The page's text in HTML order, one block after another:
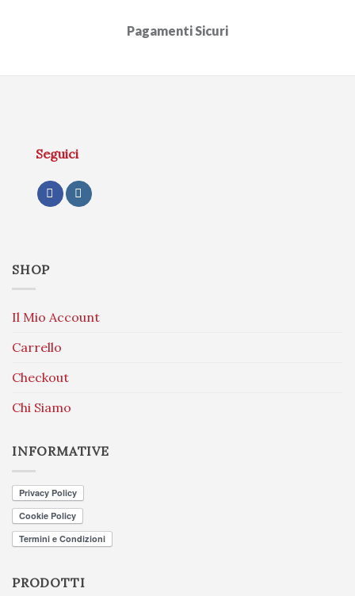
Pagamenti Sicuri
Seguici
SHOP
Il Mio Account
Carrello
Checkout
Chi Siamo
INFORMATIVE
PRODOTTI